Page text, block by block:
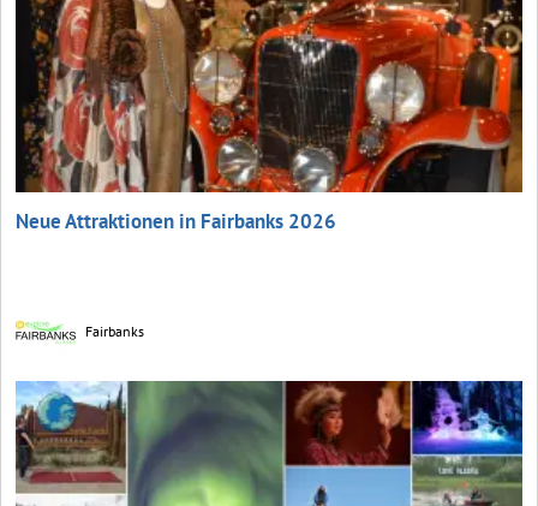
Neue Attraktionen in Fairbanks 2026
Fairbanks